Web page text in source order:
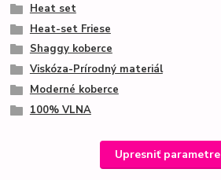
Heat set
Heat-set Friese
Shaggy koberce
Viskóza-Prírodný materiál
Moderné koberce
100% VLNA
Upresniť parametre